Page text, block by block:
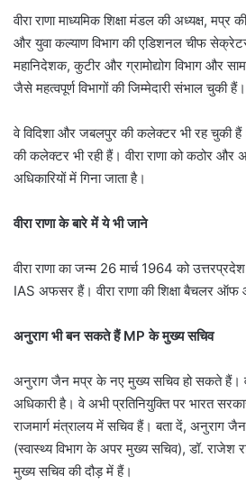
वीरा राणा माध्यमिक शिक्षा मंडल की अध्यक्ष, मप्र
और युवा कल्याण विभाग की एडिशनल चीफ
महानिदेशक, कुटीर और ग्रामोद्योग विभाग और
जैसे महत्वपूर्ण विभागों की जिम्मेदारी संभाल चुकी हैं।
वे विदिशा और जबलपुर की कलेक्टर भी रह चुकी
की कलेक्टर भी रही हैं। वीरा राणा को कठोर
अधिकारियों में गिना जाता है।
वीरा राणा के बारे में ये भी जाने
वीरा राणा का जन्म 26 मार्च 1964 को
IAS अफसर हैं। वीरा राणा की शिक्षा बैचलर
अनुराग भी बन सकते हैं MP के मुख्य सचिव
अनुराग जैन मप्र के नए मुख्य सचिव हो सकते
अधिकारी है। वे अभी प्रतिनियुक्ति पर भारत
राजमार्ग मंत्रालय में सचिव हैं। बता दें, अनुराग
(स्वास्थ्य विभाग के अपर मुख्य सचिव), डॉ. राजेश
मुख्य सचिव की दौड़ में हैं।